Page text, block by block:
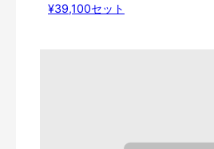
¥39,100セット